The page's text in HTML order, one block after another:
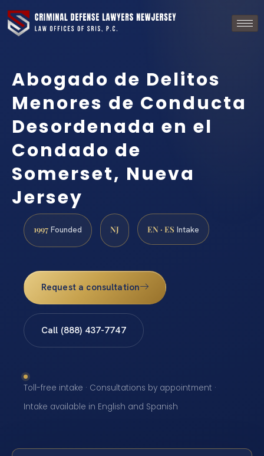
Abogado de Delitos
Menores de Conducta
Desordenada en el
Condado de
Somerset, Nueva
Jersey
1997 Founded NJ EN · ES Intake
Request a consultation
Call (888) 437-7747
Toll-free intake · Consultations by appointment ·
Intake available in English and Spanish